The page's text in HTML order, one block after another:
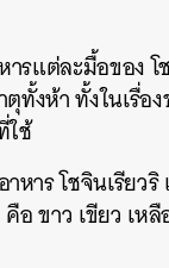
รแต่ละมื้อของ โ
ทั้งห้า ทั้งในเรื่อ
ช้
าร โชจินเรียวริ
อ ขาว เขียว เห